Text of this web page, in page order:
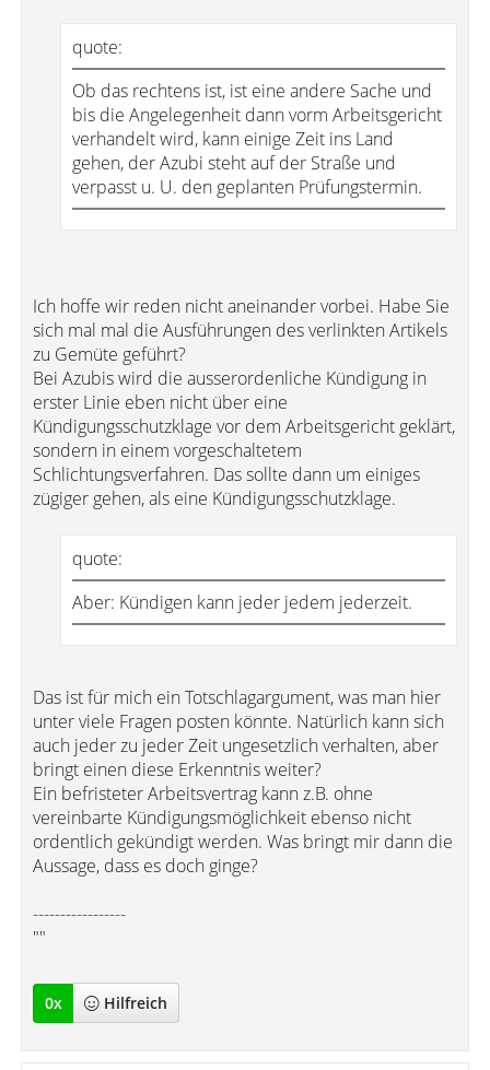
quote:
Ob das rechtens ist, ist eine andere Sache und
bis die Angelegenheit dann vorm Arbeitsgericht
verhandelt wird, kann einige Zeit ins Land
gehen, der Azubi steht auf der Straße und
verpasst u. U. den geplanten Prüfungstermin.
Ich hoffe wir reden nicht aneinander vorbei. Habe Sie
sich mal mal die Ausführungen des verlinkten Artikels
zu Gemüte geführt?
Bei Azubis wird die ausserordenliche Kündigung in
erster Linie eben nicht über eine
Kündigungsschutzklage vor dem Arbeitsgericht geklärt,
sondern in einem vorgeschaltetem
Schlichtungsverfahren. Das sollte dann um einiges
zügiger gehen, als eine Kündigungsschutzklage.
quote:
Aber: Kündigen kann jeder jedem jederzeit.
Das ist für mich ein Totschlagargument, was man hier
unter viele Fragen posten könnte. Natürlich kann sich
auch jeder zu jeder Zeit ungesetzlich verhalten, aber
bringt einen diese Erkenntnis weiter?
Ein befristeter Arbeitsvertrag kann z.B. ohne
vereinbarte Kündigungsmöglichkeit ebenso nicht
ordentlich gekündigt werden. Was bringt mir dann die
Aussage, dass es doch ginge?
-----------------
""
0x Hilfreich